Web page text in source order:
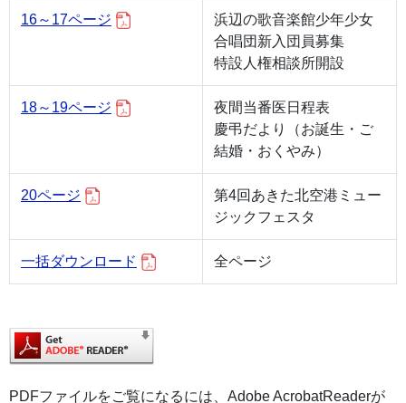
16～17ページ
浜辺の歌音楽館少年少女
合唱団新入団員募集
特設人権相談所開設
18～19ページ
夜間当番医日程表
慶弔だより（お誕生・ご
結婚・おくやみ）
20ページ
第4回あきた北空港ミュー
ジックフェスタ
一括ダウンロード 全ページ
PDFファイルをご覧になるには、Adobe AcrobatReaderが